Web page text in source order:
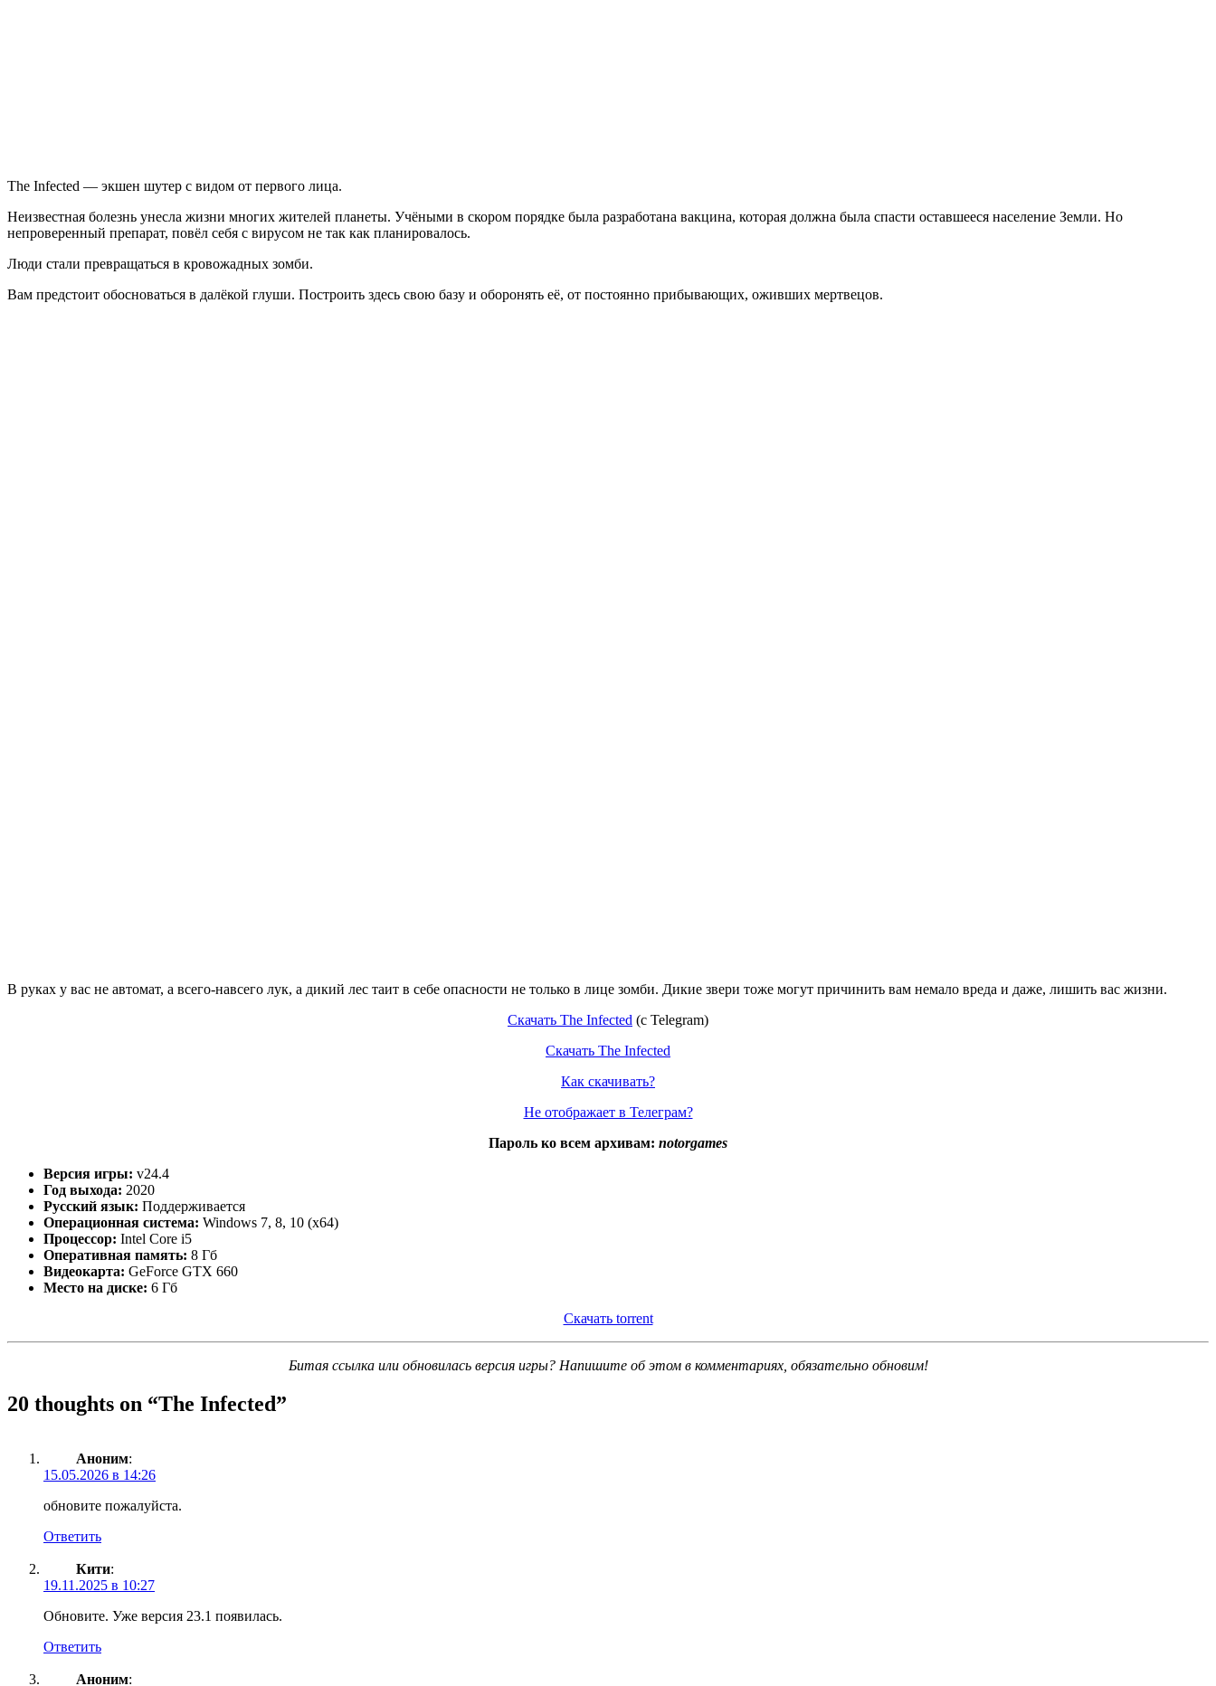
The Infected — экшен шутер с видом от первого лица.
Неизвестная болезнь унесла жизни многих жителей планеты. Учёными в скором порядке была разработана вакцина, которая должна была спасти оставшееся население Земли. Но
непроверенный препарат, повёл себя с вирусом не так как планировалось.
Люди стали превращаться в кровожадных зомби.
Вам предстоит обосноваться в далёкой глуши. Построить здесь свою базу и оборонять её, от постоянно прибывающих, оживших мертвецов.
В руках у вас не автомат, а всего-навсего лук, а дикий лес таит в себе опасности не только в лице зомби. Дикие звери тоже могут причинить вам немало вреда и даже, лишить вас жизни.
Скачать The Infected (c Telegram)
Скачать The Infected
Как скачивать?
Не отображает в Телеграм?
Пароль ко всем архивам: notorgames
Версия игры: v24.4
Год выхода: 2020
Русский язык: Поддерживается
Операционная система: Windows 7, 8, 10 (x64)
Процессор: Intel Core i5
Оперативная память: 8 Гб
Видеокарта: GeForce GTX 660
Место на диске: 6 Гб
Скачать torrent
Битая ссылка или обновилась версия игры? Напишите об этом в комментариях, обязательно обновим!
20 thoughts on “The Infected”
Аноним:
15.05.2026 в 14:26
обновите пожалуйста.
Ответить
Кити:
19.11.2025 в 10:27
Обновите. Уже версия 23.1 появилась.
Ответить
Аноним: